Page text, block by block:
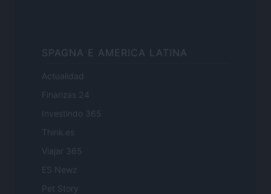
SPAGNA E AMERICA LATINA
Actualidad
Finanzas 24
Investindo 365
Think.es
Viajar 365
ES Newz
Pet Story